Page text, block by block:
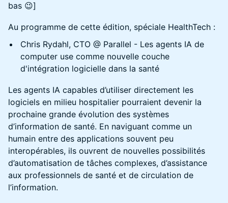
bas 😉]
Au programme de cette édition, spéciale HealthTech :
Chris Rydahl, CTO @ Parallel - Les agents IA de
computer use comme nouvelle couche
d'intégration logicielle dans la santé
Les agents IA capables d’utiliser directement les
logiciels en milieu hospitalier pourraient devenir la
prochaine grande évolution des systèmes
d’information de santé. En naviguant comme un
humain entre des applications souvent peu
interopérables, ils ouvrent de nouvelles possibilités
d’automatisation de tâches complexes, d’assistance
aux professionnels de santé et de circulation de
l’information.